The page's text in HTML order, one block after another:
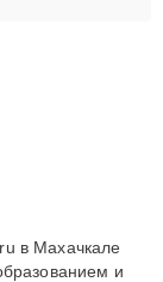
в Махачкале
и